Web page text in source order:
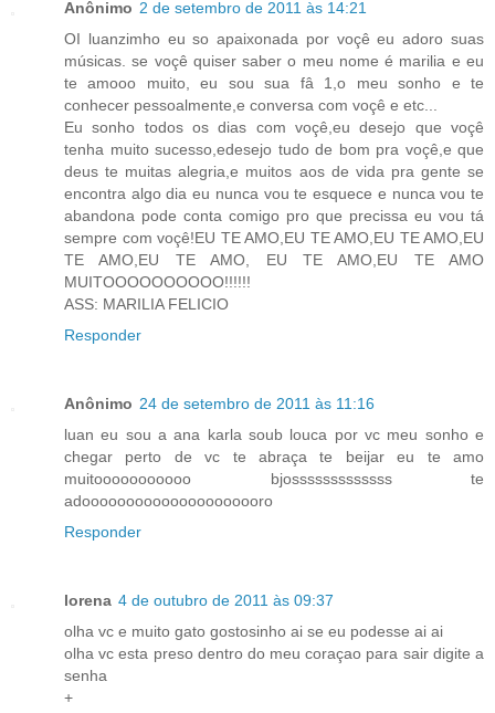
Anônimo 2 de setembro de 2011 às 14:21
OI luanzimho eu so apaixonada por voçê eu adoro suas
músicas. se voçê quiser saber o meu nome é marilia e eu
te amooo muito, eu sou sua fâ 1,o meu sonho e te
conhecer pessoalmente,e conversa com voçê e etc...
Eu sonho todos os dias com voçê,eu desejo que voçê
tenha muito sucesso,edesejo tudo de bom pra voçê,e que
deus te muitas alegria,e muitos aos de vida pra gente se
encontra algo dia eu nunca vou te esquece e nunca vou te
abandona pode conta comigo pro que precissa eu vou tá
sempre com voçê!EU TE AMO,EU TE AMO,EU TE AMO,EU
TE AMO,EU TE AMO, EU TE AMO,EU TE AMO
MUITOOOOOOOOOO!!!!!!
ASS: MARILIA FELICIO
Responder
Anônimo 24 de setembro de 2011 às 11:16
luan eu sou a ana karla soub louca por vc meu sonho e
chegar perto de vc te abraça te beijar eu te amo
muitooooooooooo bjosssssssssssss te
adooooooooooooooooooooro
Responder
lorena 4 de outubro de 2011 às 09:37
olha vc e muito gato gostosinho ai se eu podesse ai ai
olha vc esta preso dentro do meu coraçao para sair digite a
senha
+